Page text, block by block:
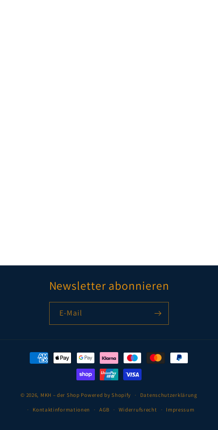
Newsletter abonnieren
E-Mail
Zahlungsmethoden
© 2026, MKH – der Shop Powered by Shopify Datenschutzerklärung
Kontaktinformationen AGB Widerrufsrecht Impressum